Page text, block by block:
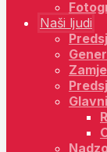
Naši ljudi